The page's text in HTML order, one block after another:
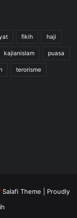
fikih haji
kajianislam puasa
terorisme
Salafi Theme | Proudly